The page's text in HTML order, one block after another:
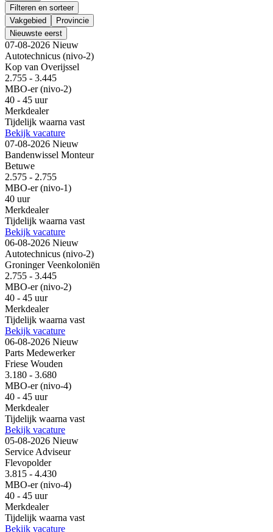
Filteren en sorteer
Vakgebied
Provincie
Nieuwste eerst
07-08-2026 Nieuw
Autotechnicus (nivo-2)
Kop van Overijssel
2.755 - 3.445
MBO-er (nivo-2)
40 - 45 uur
Merkdealer
Tijdelijk waarna vast
Bekijk vacature
07-08-2026 Nieuw
Bandenwissel Monteur
Betuwe
2.575 - 2.755
MBO-er (nivo-1)
40 uur
Merkdealer
Tijdelijk waarna vast
Bekijk vacature
06-08-2026 Nieuw
Autotechnicus (nivo-2)
Groninger Veenkoloniën
2.755 - 3.445
MBO-er (nivo-2)
40 - 45 uur
Merkdealer
Tijdelijk waarna vast
Bekijk vacature
06-08-2026 Nieuw
Parts Medewerker
Friese Wouden
3.180 - 3.680
MBO-er (nivo-4)
40 - 45 uur
Merkdealer
Tijdelijk waarna vast
Bekijk vacature
05-08-2026 Nieuw
Service Adviseur
Flevopolder
3.815 - 4.430
MBO-er (nivo-4)
40 - 45 uur
Merkdealer
Tijdelijk waarna vast
Bekijk vacature